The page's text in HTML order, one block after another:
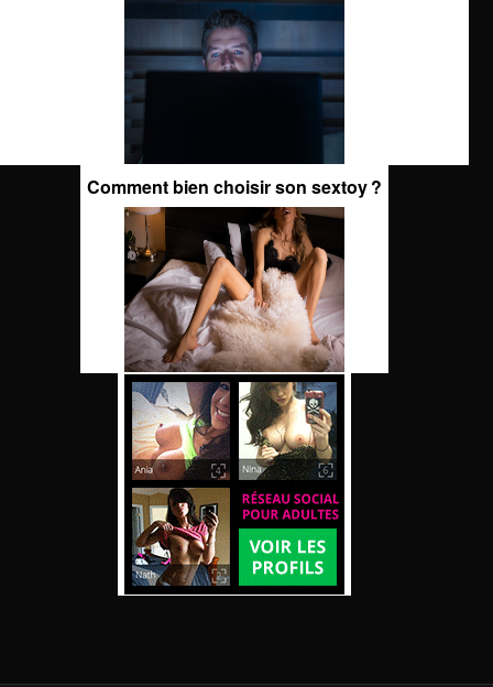
Comment bien choisir son sextoy ?